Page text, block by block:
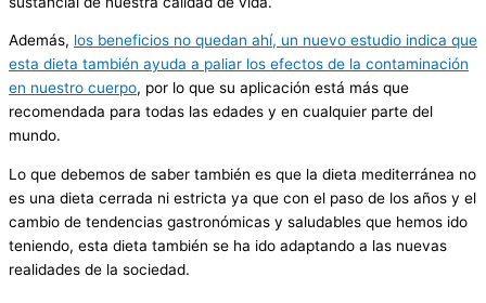
Además, los beneficios no quedan ahí, un nuevo estudio indica que
esta dieta también ayuda a paliar los efectos de la contaminación
en nuestro cuerpo, por lo que su aplicación está más que
recomendada para todas las edades y en cualquier parte del
mundo.
Lo que debemos de saber también es que la dieta mediterránea no
es una dieta cerrada ni estricta ya que con el paso de los años y el
cambio de tendencias gastronómicas y saludables que hemos ido
teniendo, esta dieta también se ha ido adaptando a las nuevas
realidades de la sociedad.